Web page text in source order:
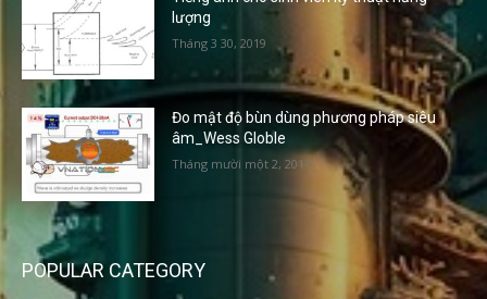
lượng
Tháng 3 30, 2019
Đo mật độ bùn dùng phương pháp siêu
âm_Wess Globle
Tháng mười một 2, 2017
POPULAR CATEGORY